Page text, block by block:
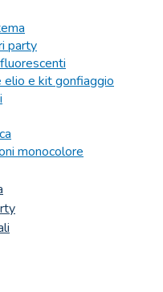
party
elio e kit gonfiaggio
monocolore